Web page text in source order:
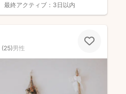
最終アクティブ： 3日以内
(25)男性